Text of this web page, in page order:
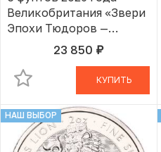
Великобритания «Звери
Эпохи Тюдоров —
Королевский Лев»
23 850 руб.
В КОРЗИНЕ
КУПИТЬ
НАШ ВЫБОР